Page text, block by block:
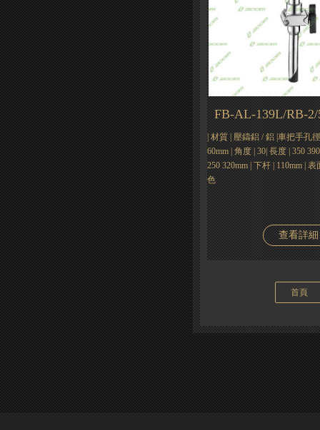
FB-AL-139L/RB-2/
| 材質 | 壓鑄鋁 / 鋁 |車把手孔
60mm | 角度 | 30| 長度 | 350
250 320mm | 下杆 | 110mm |
色
查看詳細
首頁